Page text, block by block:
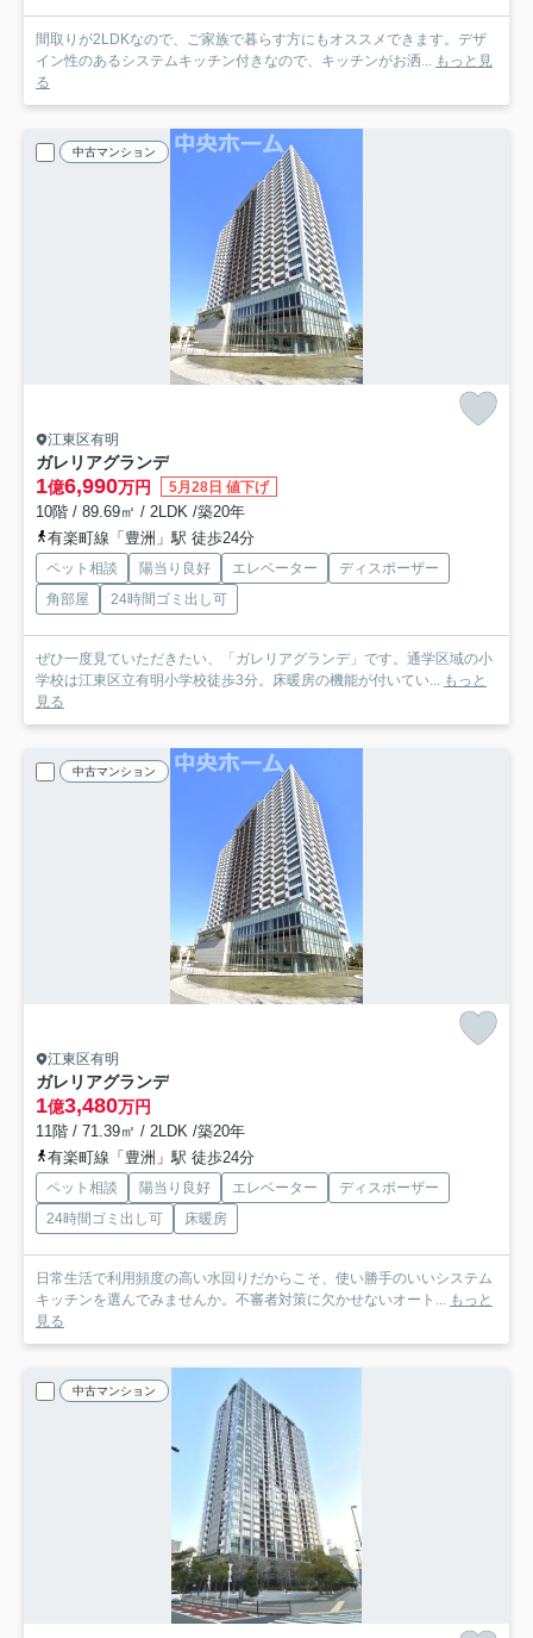
間取りが2LDKなので、ご家族で暮らす方にもオススメできます。デザ
イン性のあるシステムキッチン付きなので、キッチンがお洒...
もっと見
る
中古マンション
江東区有明
ガレリアグランデ
1億6,990万円 5月28日 値下げ
10階 / 89.69㎡ / 2LDK /築20年
有楽町線「豊洲」駅 徒歩24分
ペット相談 陽当り良好 エレベーター
ディスポーザー
角部屋
24時間ゴミ出し可
ぜひ一度見ていただきたい、「ガレリアグランデ」です。通学区域の小
学校は江東区立有明小学校徒歩3分。床暖房の機能が付いてい...
もっと
見る
中古マンション
江東区有明
ガレリアグランデ
1億3,480万円
11階 / 71.39㎡ / 2LDK /築20年
有楽町線「豊洲」駅 徒歩24分
ペット相談 陽当り良好 エレベーター
ディスポーザー
24時間ゴミ出し可
床暖房
日常生活で利用頻度の高い水回りだからこそ、使い勝手のいいシステム
キッチンを選んでみませんか。不審者対策に欠かせないオート...
もっと
見る
中古マンション